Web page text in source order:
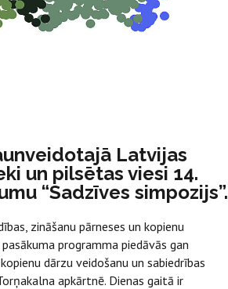
Latvijas
un pilsētas viesi 14.
“Sadzīves simpozijs”.
zināšanu pārneses un kopienu
programma piedāvās gan
dārzu veidošanu un sabiedrības
apkārtnē. Dienas gaitā ir